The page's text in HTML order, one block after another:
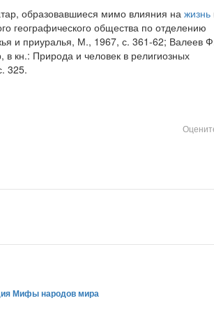
образовавшиеся мимо влияния на жизнь
географического общества по отделению
и приуралья, М., 1967, с. 361-62; Валеев
в кн.: Природа и человек в религиозных
325.
Мифы народов мира